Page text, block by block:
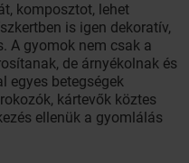
komposztot, lehet
is igen dekoratív,
A gyomok nem csak a
de árnyékolnak és
egyes betegségek
kártevők köztes
ellenük a gyomlálás